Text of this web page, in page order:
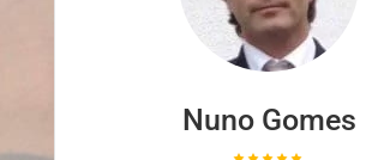
Nuno Gomes